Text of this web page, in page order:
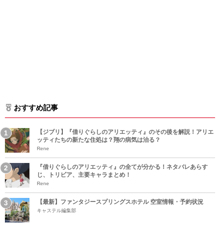
おすすめ記事
【ジブリ】『借りぐらしのアリエッティ』のその後を解説！アリエ
ッティたちの新たな住処は？翔の病気は治る？
Rene
『借りぐらしのアリエッティ』の全てが分かる！ネタバレあらす
じ、トリビア、主要キャラまとめ！
Rene
【最新】ファンタジースプリングスホテル 空室情報・予約状況
キャステル編集部